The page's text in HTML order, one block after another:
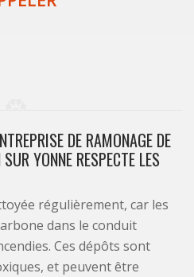
DE RAMONAGE DE
YONNE RESPECTE LES
régulièrement, car les
dans le conduit
Ces dépôts sont
et peuvent être